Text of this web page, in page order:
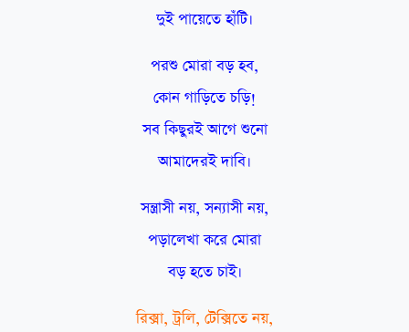
দুই পায়েতে হাঁটি।
পরশু মোরা বড় হব,
কোন গাড়িতে চড়ি!
সব কিছুরই আগে শুনো
আমাদেরই দাবি।
সন্ত্রাসী নয়, সন্যাসী নয়,
পড়ালেখা করে মোরা
বড় হতে চাই।
রিক্সা, ট্রলি, টেক্সিতে নয়,